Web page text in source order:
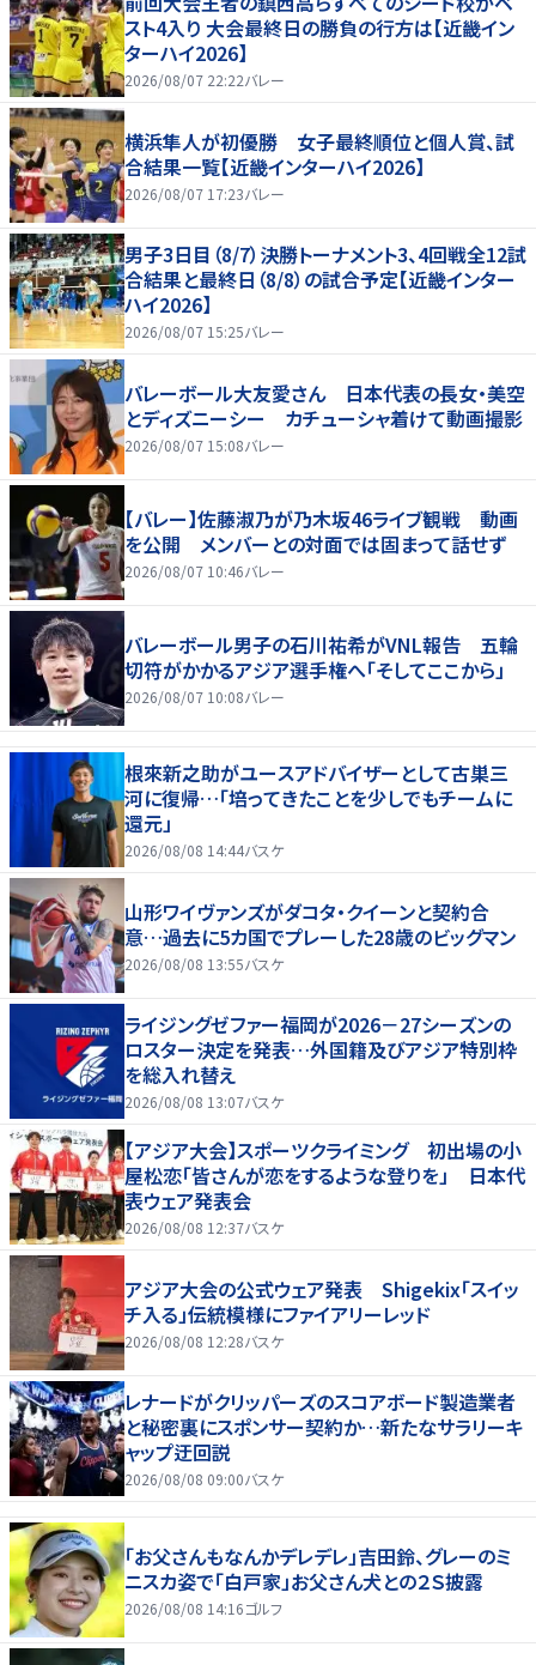
スト4入り 大会最終日の勝負の行方は【近畿イン
ターハイ2026】
2026/08/07 22:22バレー
横浜隼人が初優勝 女子最終順位と個人賞、試
合結果一覧【近畿インターハイ2026】
2026/08/07 17:23バレー
男子3日目（8/7）決勝トーナメント3、4回戦全12試
合結果と最終日（8/8）の試合予定【近畿インター
ハイ2026】
2026/08/07 15:25バレー
バレーボール大友愛さん 日本代表の長女・美空
とディズニーシー カチューシャ着けて動画撮影
2026/08/07 15:08バレー
【バレー】佐藤淑乃が乃木坂46ライブ観戦 動画
を公開 メンバーとの対面では固まって話せず
2026/08/07 10:46バレー
バレーボール男子の石川祐希がVNL報告 五輪
切符がかかるアジア選手権へ「そしてここから」
2026/08/07 10:08バレー
根來新之助がユースアドバイザーとして古巣三
河に復帰…「培ってきたことを少しでもチームに
還元」
2026/08/08 14:44バスケ
山形ワイヴァンズがダコタ・クイーンと契約合
意…過去に5カ国でプレーした28歳のビッグマン
2026/08/08 13:55バスケ
ライジングゼファー福岡が2026－27シーズンの
ロスター決定を発表…外国籍及びアジア特別枠
を総入れ替え
2026/08/08 13:07バスケ
【アジア大会】スポーツクライミング 初出場の小
屋松恋「皆さんが恋をするような登りを」 日本代
表ウェア発表会
2026/08/08 12:37バスケ
アジア大会の公式ウェア発表 Shigekix「スイッ
チ入る」伝統模様にファイアリーレッド
2026/08/08 12:28バスケ
レナードがクリッパーズのスコアボード製造業者
と秘密裏にスポンサー契約か‬…新たなサラリーキ
ャップ迂回説
2026/08/08 09:00バスケ
「お父さんもなんかデレデレ」吉田鈴、グレーのミ
ニスカ姿で「白戸家」お父さん犬との２Ｓ披露
2026/08/08 14:16ゴルフ